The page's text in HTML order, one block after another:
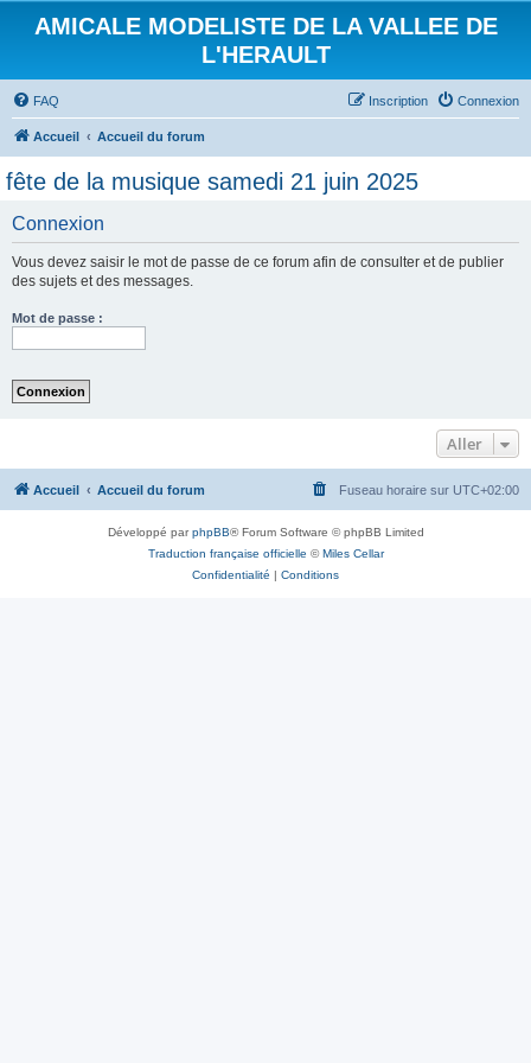
AMICALE MODELISTE DE LA VALLEE DE
L'HERAULT
FAQ Connexion
Inscription
Accueil Accueil du forum
fête de la musique samedi 21 juin 2025
Connexion
Vous devez saisir le mot de passe de ce forum afin de consulter et de publier
des sujets et des messages.
Mot de passe :
Aller
Accueil Accueil du forum Fuseau horaire sur UTC+02:00
Développé parphpBB® Forum Software © phpBB Limited
Traduction française officielle ©Miles Cellar
Confidentialité | Conditions